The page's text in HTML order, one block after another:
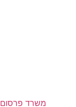
משרד פרסום OK